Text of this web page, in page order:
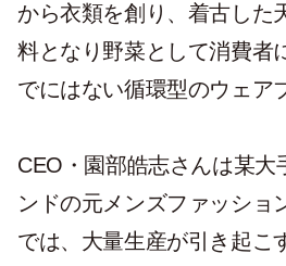
から衣類を創り、着古した
料となり野菜として消費者
でにはない循環型のウェア
CEO・園部皓志さんは某大
ンドの元メンズファッショ
では、大量生産が引き起こ